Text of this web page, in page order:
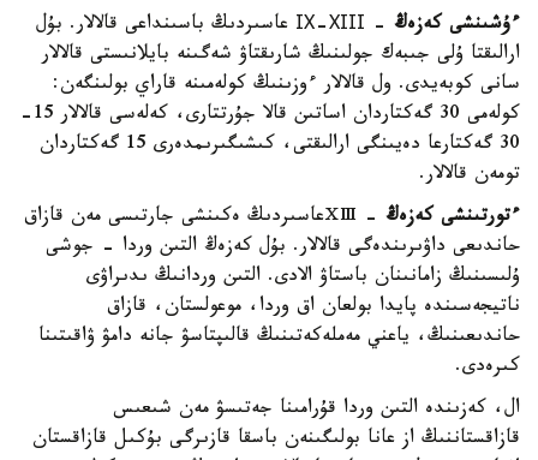
ءۇشىنشى كەزەڭ
- ІХ-ХІІІ عاسىردىڭ باسىنداعى قالالار. بۇل
ارالىقتا ۇلى جىبەك جولىنىڭ شارىقتاۋ شەگىنە بايلانىستى قالالار
سانى كوبەيدى. ول قالالار ءوزىنىڭ كولەمىنە قاراي بولىنگەن:
كولەمى 30 گەكتاردان اساتىن قالا جۇرتتارى، كەلەسى قالالار 15-
30 گەكتارعا دەيىنگى ارالىقتى، كىشىگىرىمدەرى 15 گەكتاردان
تومەن قالالار.
ءتورتىنشى كەزەڭ
- ⅩⅢعاسىردىڭ ەكىنشى جارتىسى مەن قازاق
حاندىعى داۋىرىندەگى قالالار. بۇل كەزەڭ التىن وردا - جوشى
ۇلىسىنىڭ زامانىنان باستاۋ الادى. التىن وردانىڭ ىدىراۋى
ناتيجەسىندە پايدا بولعان اق وردا، موعولستان، قازاق
حاندىعىنىڭ، ياعني مەملەكەتىنىڭ قالىپتاسۋ جانە دامۋ ۋاقىتىنا
كىرەدى.
ال، كەزىندە التىن وردا قۇرامىنا جەتىسۋ مەن شىعىس
قازاقستاننىڭ از عانا بولىگىنەن باسقا قازىرگى بۇكىل قازاقستان